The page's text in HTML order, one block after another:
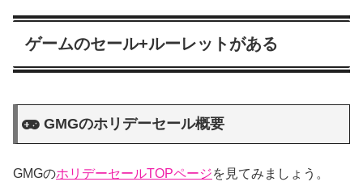
ゲームのセール+ルーレットがある
GMGのホリデーセール概要
GMGのホリデーセールTOPページを見てみましょう。